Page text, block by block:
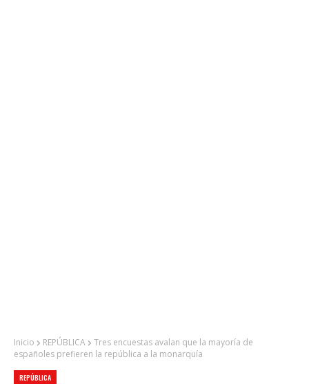
Inicio REPÚBLICA
Tres encuestas avalan que la mayoría de
españoles prefieren la república a la monarquía
REPÚBLICA